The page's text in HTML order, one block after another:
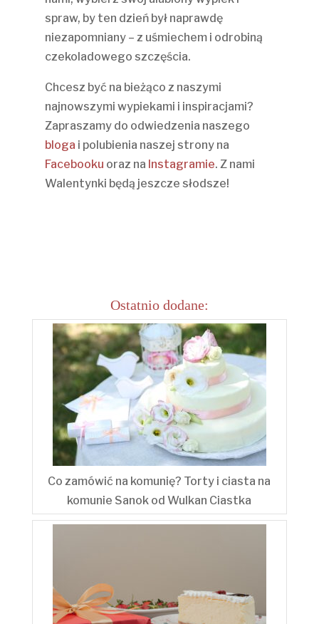
spraw, by ten dzień był naprawdę
niezapomniany – z uśmiechem i odrobiną
czekoladowego szczęścia.
Chcesz być na bieżąco z naszymi
najnowszymi wypiekami i inspiracjami?
Zapraszamy do odwiedzenia naszego
bloga i polubienia naszej strony na
Facebooku oraz na Instagramie. Z nami
Walentynki będą jeszcze słodsze!
Ostatnio dodane:
Co zamówić na komunię? Torty i ciasta na
komunie Sanok od Wulkan Ciastka